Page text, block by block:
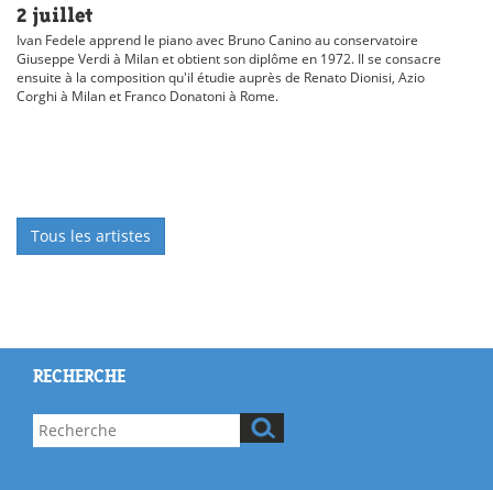
2 juillet
Ivan Fedele apprend le piano avec Bruno Canino au conservatoire
Giuseppe Verdi à Milan et obtient son diplôme en 1972. Il se consacre
ensuite à la composition qu'il étudie auprès de Renato Dionisi, Azio
Corghi à Milan et Franco Donatoni à Rome.
Tous les artistes
RECHERCHE